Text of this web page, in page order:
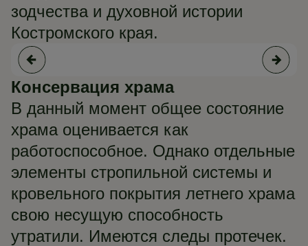
зодчества и духовной истории
Костромского края.
Консервация храма
В данный момент общее состояние
храма оценивается как
работоспособное. Однако отдельные
элементы стропильной системы и
кровельного покрытия летнего храма
свою несущую способность
утратили. Имеются следы протечек.